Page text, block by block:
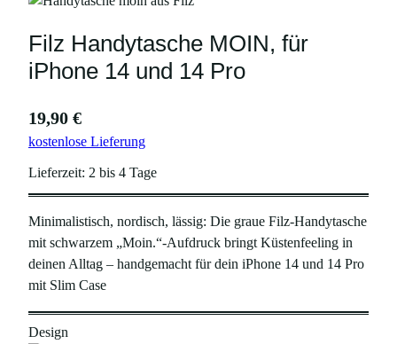
Filz Handytasche MOIN, für
iPhone 14 und 14 Pro
19,90 €
kostenlose Lieferung
Lieferzeit: 2 bis 4 Tage
Minimalistisch, nordisch, lässig: Die graue Filz-Handytasche
mit schwarzem „Moin.“-Aufdruck bringt Küstenfeeling in
deinen Alltag – handgemacht für dein iPhone 14 und 14 Pro
mit Slim Case
Design